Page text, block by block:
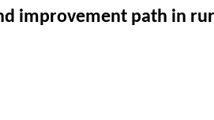
improvement path in